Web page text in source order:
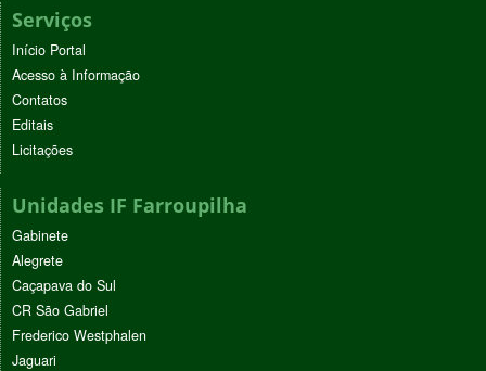
Serviços
Início Portal
Acesso à Informação
Contatos
Editais
Licitações
Unidades IF Farroupilha
Gabinete
Alegrete
Caçapava do Sul
CR São Gabriel
Frederico Westphalen
Jaguari